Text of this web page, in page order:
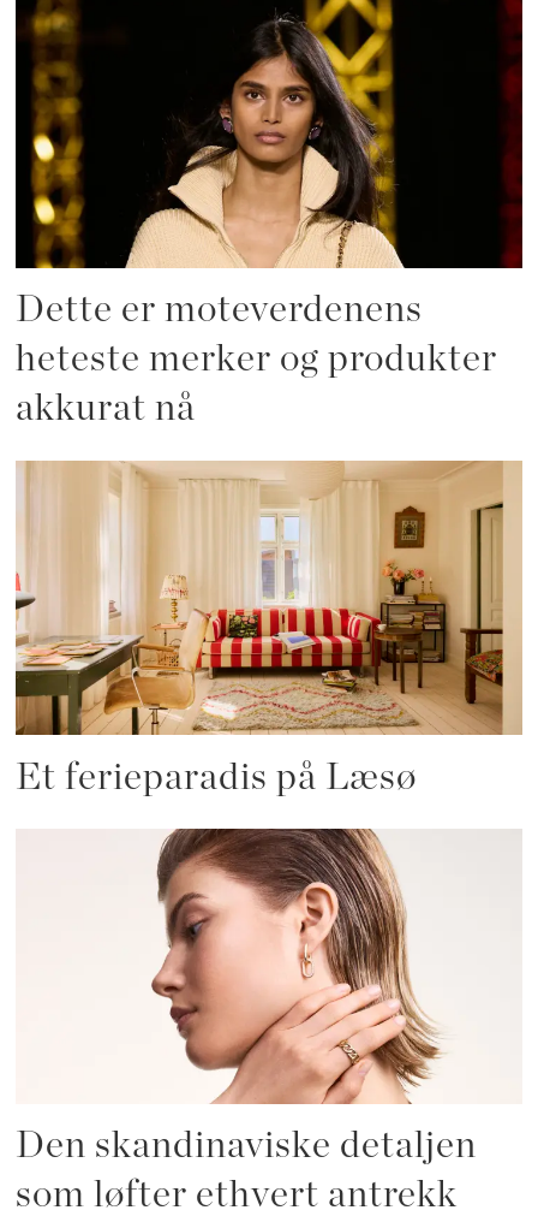
Dette er moteverdenens
heteste merker og produkter
akkurat nå
Et ferieparadis på Læsø
Den skandinaviske detaljen
som løfter ethvert antrekk